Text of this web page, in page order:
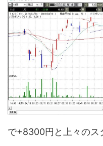
で+8300円と上々のス